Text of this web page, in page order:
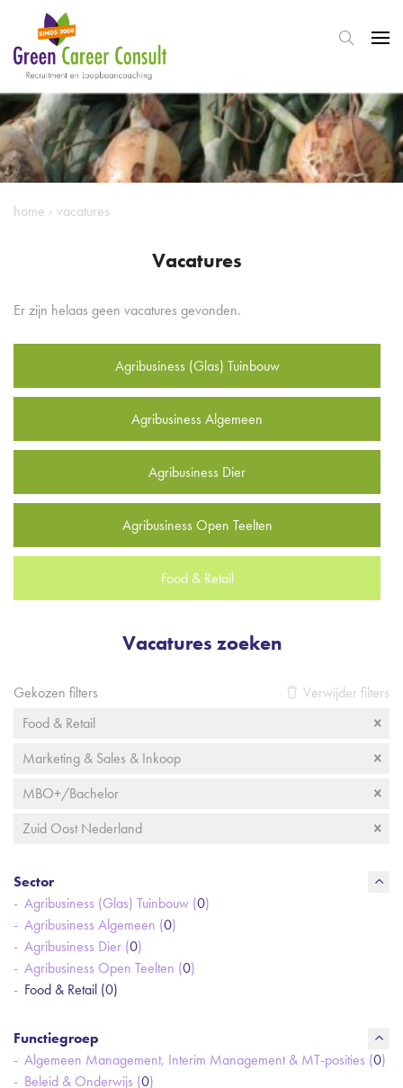
home › vacatures
Vacatures
Er zijn helaas geen vacatures gevonden.
Agribusiness (Glas) Tuinbouw
Agribusiness Algemeen
Agribusiness Dier
Agribusiness Open Teelten
Food & Retail
Vacatures zoeken
Gekozen filters
Verwijder filters
Food & Retail
Marketing & Sales & Inkoop
MBO+/Bachelor
Zuid Oost Nederland
Sector
Agribusiness (Glas) Tuinbouw (0)
Agribusiness Algemeen (0)
Agribusiness Dier (0)
Agribusiness Open Teelten (0)
Food & Retail (0)
Functiegroep
Algemeen Management, Interim Management & MT-posities (0)
Beleid & Onderwijs (0)